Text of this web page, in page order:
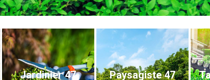
Jardinier 47 Paysagiste 47